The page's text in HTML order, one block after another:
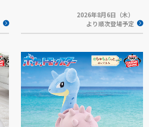
2026年8月6日（木）
より順次登場予定